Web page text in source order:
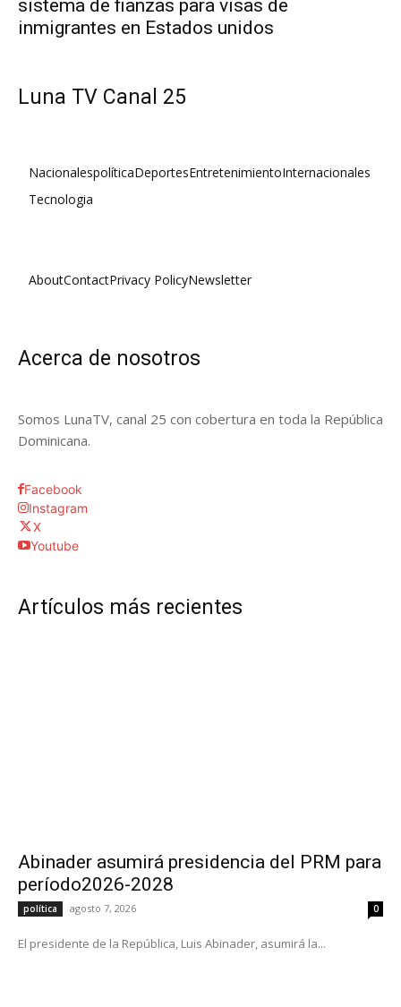
sistema de fianzas para visas de
inmigrantes en Estados unidos
Luna TV Canal 25
NacionalespolíticaDeportesEntretenimientoInternacionales
Tecnologia
AboutContactPrivacy PolicyNewsletter
Acerca de nosotros
Somos LunaTV, canal 25 con cobertura en toda la República
Dominicana.
Facebook
Instagram
X
Youtube
Artículos más recientes
Abinader asumirá presidencia del PRM para
período2026-2028
política agosto 7, 2026 0
El presidente de la República, Luis Abinader, asumirá la...